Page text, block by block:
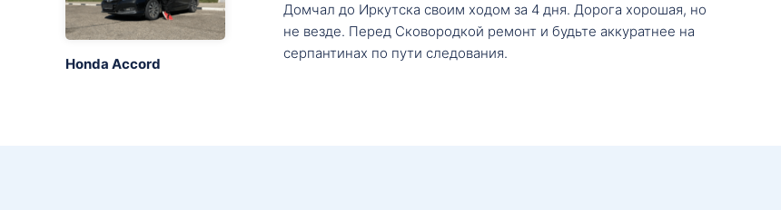
Honda Accord
Домчал до Иркутска своим ходом за 4 дня. Дорога хорошая, но
не везде. Перед Сковородкой ремонт и будьте аккуратнее на
серпантинах по пути следования.